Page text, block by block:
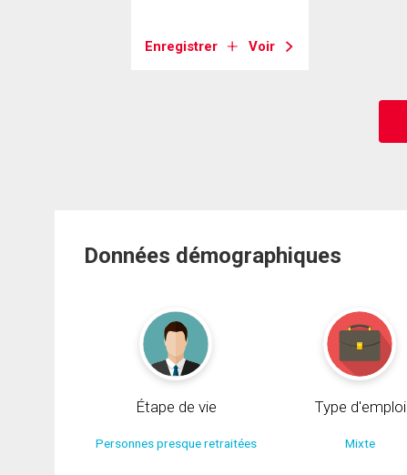
Enregistrer Voir
Données démographiques
Étape de vie
Personnes presque retraitées
Type d'emploi
Mixte